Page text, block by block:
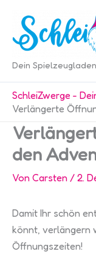
Inhalt
springen
Dein
SchleiZwerge -
Verlängerte
den
Von Carsten / 2.
Damit Ihr schön
könnt, verlängern
Öffnungszeiten!